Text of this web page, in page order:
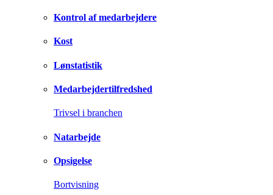
Kontrol af medarbejdere
Kost
Lønstatistik
Medarbejdertilfredshed
Trivsel i branchen
Natarbejde
Opsigelse
Bortvisning